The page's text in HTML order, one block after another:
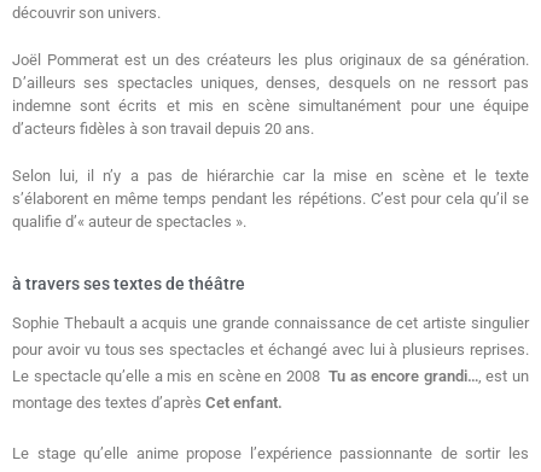
découvrir son univers.
Joël Pommerat est un des créateurs les plus originaux de sa génération.
D’ailleurs ses spectacles uniques, denses, desquels on ne ressort pas
indemne sont écrits et mis en scène simultanément pour une équipe
d’acteurs fidèles à son travail depuis 20 ans.
Selon lui, il n’y a pas de hiérarchie car la mise en scène et le texte
s’élaborent en même temps pendant les répétions. C’est pour cela qu’il se
qualifie d’« auteur de spectacles ».
à travers ses textes de théâtre
Sophie Thebault a acquis une grande connaissance de cet artiste singulier
pour avoir vu tous ses spectacles et échangé avec lui à plusieurs reprises.
Le spectacle qu’elle a mis en scène en 2008 Tu as encore grandi…, est un
montage des textes d’après Cet enfant.
Le stage qu’elle anime propose l’expérience passionnante de sortir les